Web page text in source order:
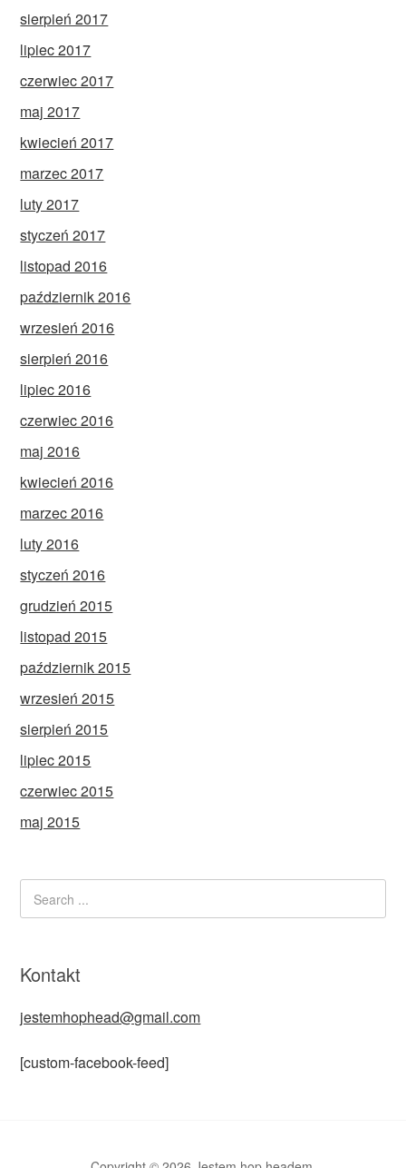
sierpień 2017
lipiec 2017
czerwiec 2017
maj 2017
kwiecień 2017
marzec 2017
luty 2017
styczeń 2017
listopad 2016
październik 2016
wrzesień 2016
sierpień 2016
lipiec 2016
czerwiec 2016
maj 2016
kwiecień 2016
marzec 2016
luty 2016
styczeń 2016
grudzień 2015
listopad 2015
październik 2015
wrzesień 2015
sierpień 2015
lipiec 2015
czerwiec 2015
maj 2015
Kontakt
jestemhophead@gmail.com
[custom-facebook-feed]